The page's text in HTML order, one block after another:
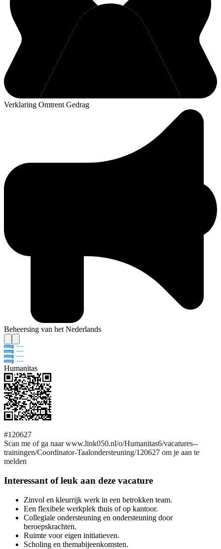
Verklaring Omtrent Gedrag
Beheersing van het Nederlands
Humanitas
#120627
Scan me of ga naar www.link050.nl/o/Humanitas6/vacatures--
trainingen/Coordinator-Taalondersteuning/120627 om je aan te
melden
Interessant of leuk aan deze vacature
Zinvol en kleurrijk werk in een betrokken team.
Een flexibele werkplek thuis of op kantoor.
Collegiale ondersteuning en ondersteuning door
beroepskrachten.
Ruimte voor eigen initiatieven.
Scholing en themabijeenkomsten.